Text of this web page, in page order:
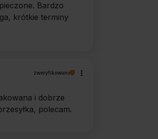
Bardzo
krótkie terminy
zweryfikowano
i dobrze
polecam.